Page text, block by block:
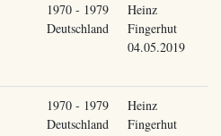
1970 - 1979
Deutschland
Heinz
Fingerhut
04.05.2019
1970 - 1979
Deutschland
Heinz
Fingerhut